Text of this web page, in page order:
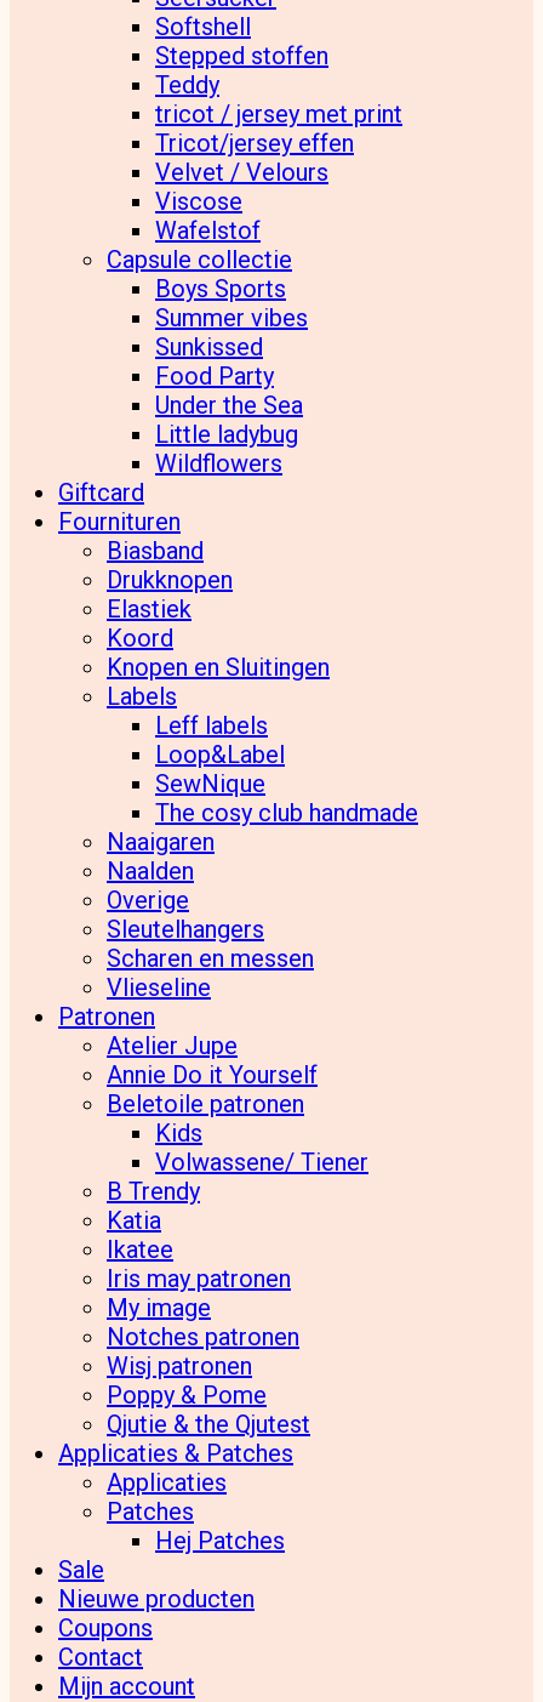
Softshell
Stepped stoffen
Teddy
tricot / jersey met print
Tricot/jersey effen
Velvet / Velours
Viscose
Wafelstof
Capsule collectie
Boys Sports
Summer vibes
Sunkissed
Food Party
Under the Sea
Little ladybug
Wildflowers
Giftcard
Fournituren
Biasband
Drukknopen
Elastiek
Koord
Knopen en Sluitingen
Labels
Leff labels
Loop&Label
SewNique
The cosy club handmade
Naaigaren
Naalden
Overige
Sleutelhangers
Scharen en messen
Vlieseline
Patronen
Atelier Jupe
Annie Do it Yourself
Beletoile patronen
Kids
Volwassene/ Tiener
B Trendy
Katia
Ikatee
Iris may patronen
My image
Notches patronen
Wisj patronen
Poppy & Pome
Qjutie & the Qjutest
Applicaties & Patches
Applicaties
Patches
Hej Patches
Sale
Nieuwe producten
Coupons
Contact
Mijn account